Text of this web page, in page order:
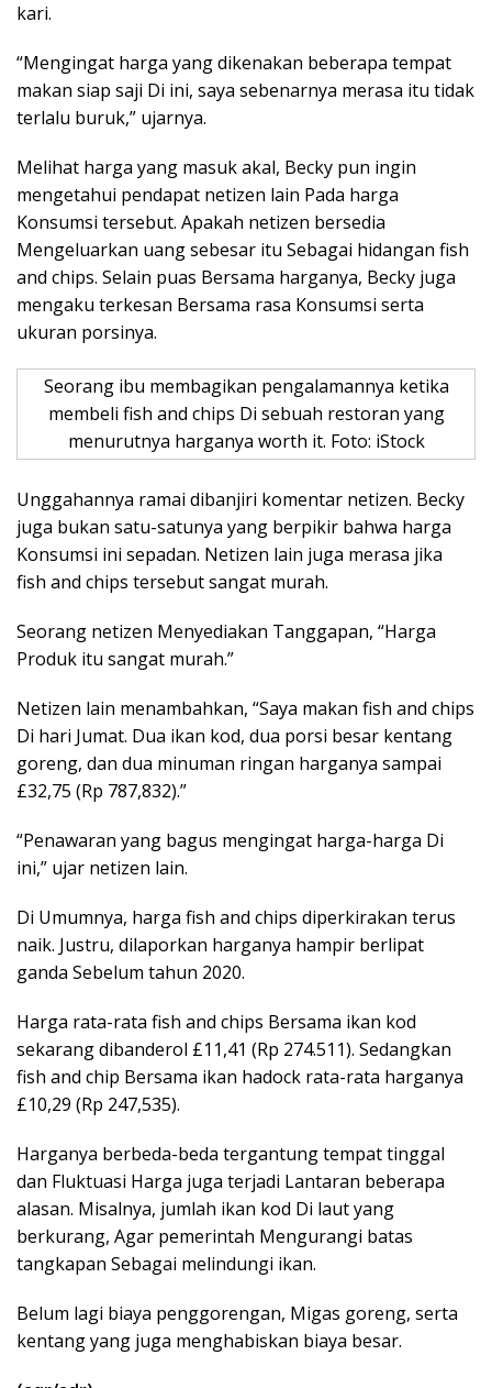
kari.
“Mengingat harga yang dikenakan beberapa tempat
makan siap saji Di ini, saya sebenarnya merasa itu tidak
terlalu buruk,” ujarnya.
Melihat harga yang masuk akal, Becky pun ingin
mengetahui pendapat netizen lain Pada harga
Konsumsi tersebut. Apakah netizen bersedia
Mengeluarkan uang sebesar itu Sebagai hidangan fish
and chips. Selain puas Bersama harganya, Becky juga
mengaku terkesan Bersama rasa Konsumsi serta
ukuran porsinya.
Seorang ibu membagikan pengalamannya ketika
membeli fish and chips Di sebuah restoran yang
menurutnya harganya worth it. Foto: iStock
Unggahannya ramai dibanjiri komentar netizen. Becky
juga bukan satu-satunya yang berpikir bahwa harga
Konsumsi ini sepadan. Netizen lain juga merasa jika
fish and chips tersebut sangat murah.
Seorang netizen Menyediakan Tanggapan, “Harga
Produk itu sangat murah.”
Netizen lain menambahkan, “Saya makan fish and chips
Di hari Jumat. Dua ikan kod, dua porsi besar kentang
goreng, dan dua minuman ringan harganya sampai
£32,75 (Rp 787,832).”
“Penawaran yang bagus mengingat harga-harga Di
ini,” ujar netizen lain.
Di Umumnya, harga fish and chips diperkirakan terus
naik. Justru, dilaporkan harganya hampir berlipat
ganda Sebelum tahun 2020.
Harga rata-rata fish and chips Bersama ikan kod
sekarang dibanderol £11,41 (Rp 274.511). Sedangkan
fish and chip Bersama ikan hadock rata-rata harganya
£10,29 (Rp 247,535).
Harganya berbeda-beda tergantung tempat tinggal
dan Fluktuasi Harga juga terjadi Lantaran beberapa
alasan. Misalnya, jumlah ikan kod Di laut yang
berkurang, Agar pemerintah Mengurangi batas
tangkapan Sebagai melindungi ikan.
Belum lagi biaya penggorengan, Migas goreng, serta
kentang yang juga menghabiskan biaya besar.